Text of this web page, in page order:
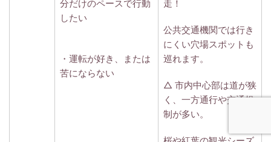
分だけのペースで行動
したい
・運転が好き、または
苦にならない
走！
公共交通機関では行き
にくい穴場スポットも
巡れます。
△ 市内中心部は道が狭
く、一方通行や交通規
制が多い。